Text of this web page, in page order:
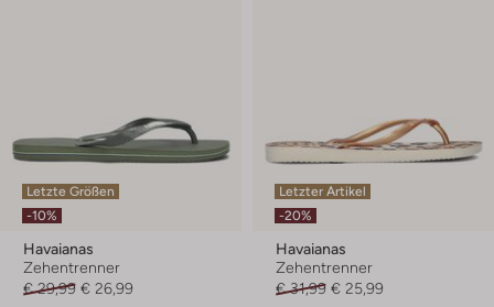
Letzte Größen
-10%
Havaianas
Zehentrenner
€ 29,99 € 26,99
Letzter Artikel
-20%
Havaianas
Zehentrenner
€ 31,99 € 25,99